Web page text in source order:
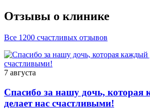
Отзывы о клинике
Все 1200 счастливых отзывов
7 августа
Спасибо за нашу дочь, которая
делает нас счастливыми!